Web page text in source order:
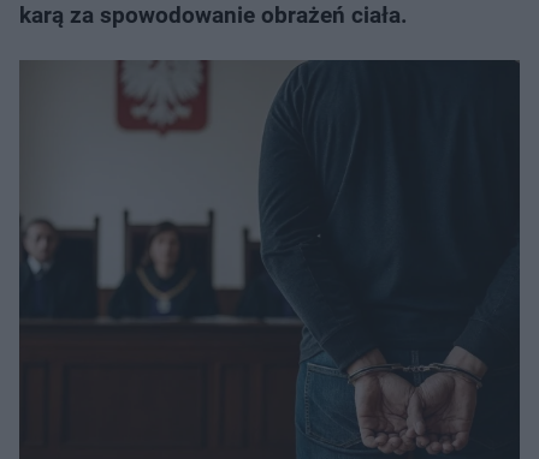
karą za spowodowanie obrażeń ciała.